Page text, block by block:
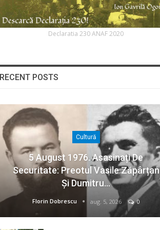
Declaratia 230 ANAF 2020
POSTS
Cultură
5 August 1976. Asasinați De
Securitate: Preotul Vasile Zăpârțan
Și Dumitru…
Florin Dobrescu aug. 5, 2026 0